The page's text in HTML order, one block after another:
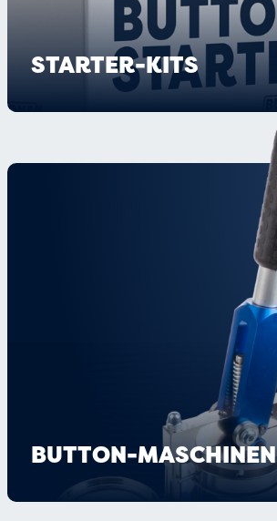
STARTER-KITS
BUTTON-MASCHINEN